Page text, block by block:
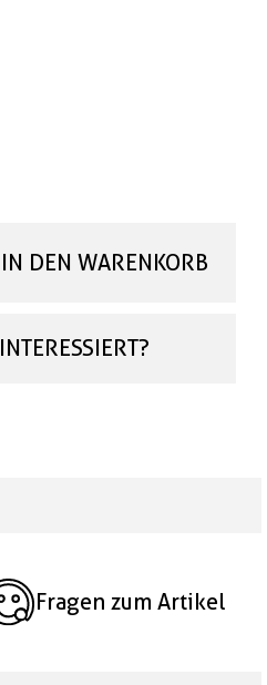
IN DEN WARENKORB
INTERESSIERT?
Fragen zum Artikel